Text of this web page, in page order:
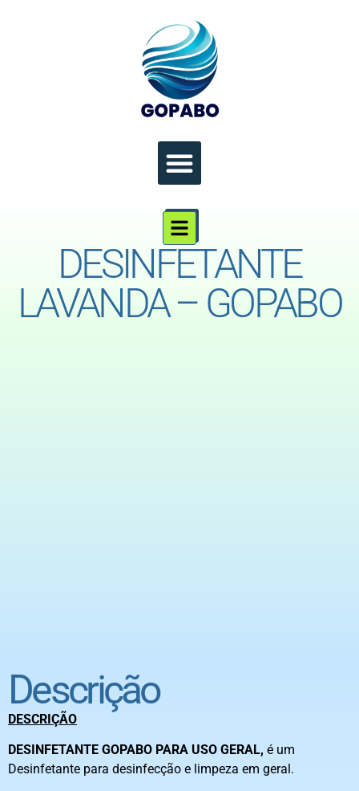
DESINFETANTE
LAVANDA – GOPABO
Descrição
DESCRIÇÃO
DESINFETANTE GOPABO PARA USO GERAL, é um
Desinfetante para desinfecção e limpeza em geral.